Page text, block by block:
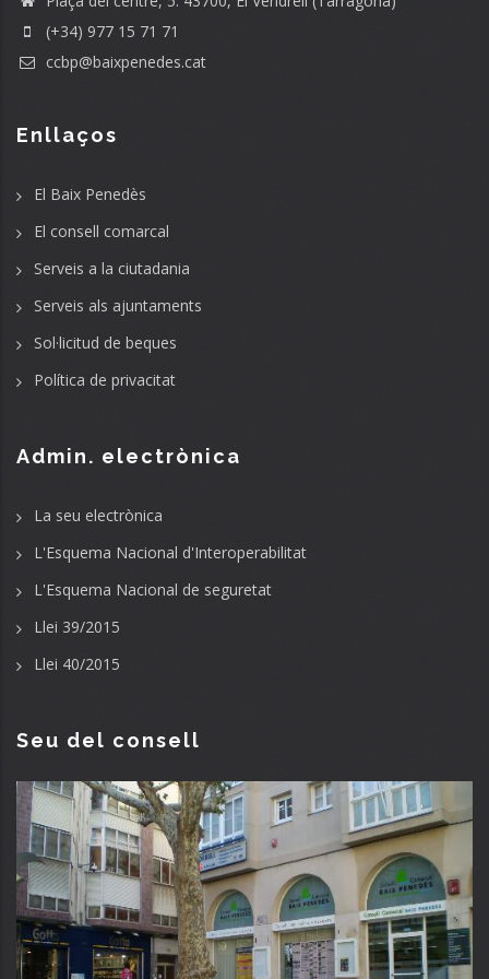
(+34) 977 15 71 71
ccbp@baixpenedes.cat
Enllaços
El Baix Penedès
El consell comarcal
Serveis a la ciutadania
Serveis als ajuntaments
Sol·licitud de beques
Política de privacitat
Admin. electrònica
La seu electrònica
L'Esquema Nacional d'Interoperabilitat
L'Esquema Nacional de seguretat
Llei 39/2015
Llei 40/2015
Seu del consell